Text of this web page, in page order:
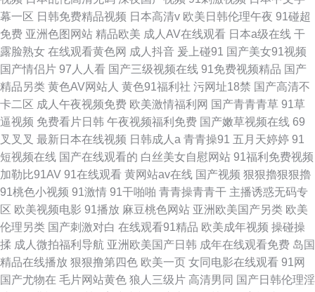
91熟妇视频在线 欧美另类操遵 成人鲁一鲁 91做爱网站 亚洲中文日韩tv 91传
媒抖音 人妻另类AV变态 激情欧美偷拍网 国产香蕉视频 av三级片网 免费黄色
影院 国产在线日韩二区 日本色资源 丁香久久大香蕉 91茄子桃子 av在线观看
性交美女 国产丝袜足交 日韩有码三级 午夜激情福利啪啪 日韩色图资源 大香
蕉精品国 成人Aⅴ网站 欧美日韩一色哟哟 97午夜剧场 国产白虎白丝 黄页嫩
草 日本欧美视频 91原创 亚洲香蕉伊人网 欧美日韩国产成人 日韩av社区 99
福利导航 微拍国产91 人人摸人人摸 国产精品黑丝传媒 欧美成网 日本少妇天
堂 91精品福利 午夜剧场三级片 在线资源91 国产少萝视频麻豆 超碰91久久
网 中文字幕内射 91社区入口 久久国产电影 日本a区 午夜福利男女 黑料老司
幕一区 日韩免费精品视频 日本高清v 欧美日韩伦理午夜 91碰超
免费 亚洲色图网站 精品欧美 成人AV在线观看 日本a级在线 干
露脸熟女 在线观看黄色网 成人抖音 爰上碰91 国产美女91视频
国产情侣片 97人人看 国产三级视频在线 91免费视频精品 国产
精品另类 黄色AV网站人 黄色91福利社 污网址18禁 国产高清不
卡二区 成人午夜视频免费 欧美激情福利网 国产青青青草 91草
逼视频 免费看片日韩 午夜视频福利免费 国产嫩草视频在线 69
叉叉叉 最新日本在线视频 日韩成人a 青青操91 五月天婷婷 91
短视频在线 国产在线观看的 白丝美女自慰网站 91福利免费视频
加勒比91AV 91在线观看 黄网站av在线 国产视频 狠狠擼狠狠擼
91桃色小视频 91激情 91干啪啪 青青操青青干 主播诱惑无码专
区 欧美视频电影 91播放 麻豆桃色网站 亚洲欧美国产另类 欧美
伦理另类 国产刺激对白 在线观看91精品 欧美成年视频 操碰操
揉 成人微拍福利导航 亚洲欧美国产日韩 成年在线观看免费 岛国
精品在线播放 狠狠撸第四色 欧美一页 女同电影在线观看 91网
国产尤物在 毛片网站黄色 狼人三级片 高清男同 国产日韩伦理淫